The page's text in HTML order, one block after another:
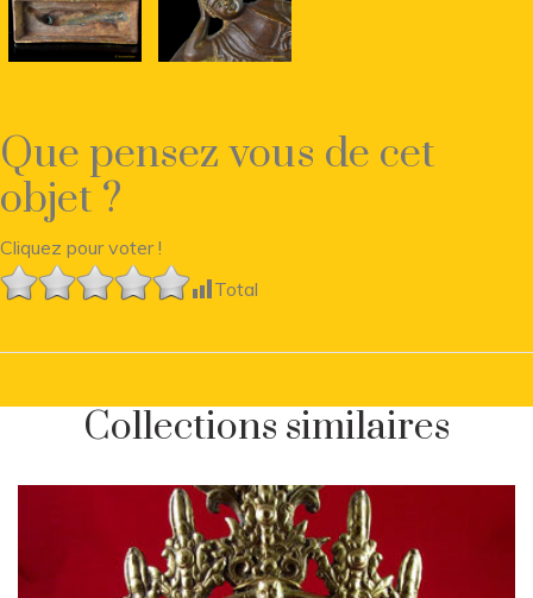
Que pensez vous de cet
objet ?
Cliquez pour voter !
Total
Collections similaires